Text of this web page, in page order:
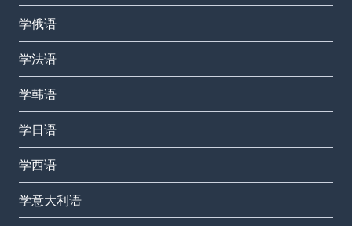
学俄语
学法语
学韩语
学日语
学西语
学意大利语